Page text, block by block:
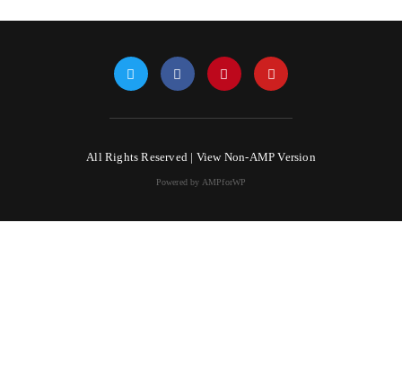
All Rights Reserved | View Non-AMP Version
Powered by AMPforWP